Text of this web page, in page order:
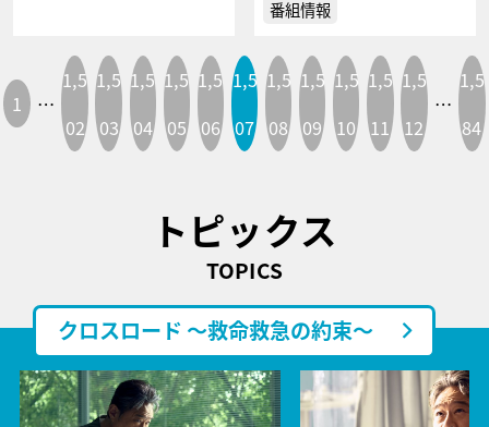
番組情報
1 …
1,5
02
1,5
03
1,5
04
1,5
05
1,5
06
1,5
07
1,5
08
1,5
09
1,5
10
1,5
11
1,5
12
…
1,5
84
トピックス
TOPICS
クロスロード ～救命救急の約束～